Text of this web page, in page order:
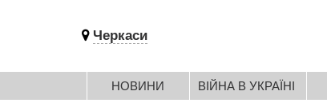
Черкаси
НОВИНИ ВІЙНА В УКРАЇНІ